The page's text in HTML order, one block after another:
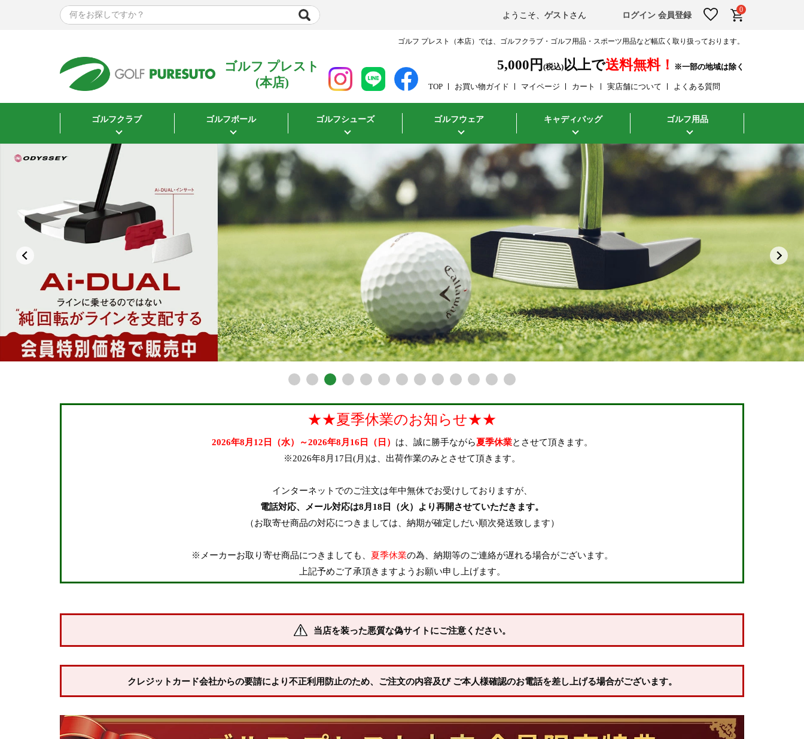
ようこそ、ゲスト さん ログイン 会員登録
0
ゴルフ プレスト（本店）では、ゴルフクラブ・ゴルフ用品・スポーツ用品など幅広く取り扱っております。
ゴルフ プレスト
(本店)
5,000円 (税込)以上で送料無料！
TOP お買い物ガイド マイページ カート 実店舗について よくある質問
ゴルフクラブ ゴルフボール ゴルフシューズ ゴルフウェア キャディバッグ ゴルフ用品
★★夏季休業のお知らせ★★
2026年8月12日（水）～2026年8月16日（日） は、誠に勝手ながら夏季休業とさせて頂きます。
※2026年8月17日(月)は、出荷作業のみとさせて頂きます。
インターネットでのご注文は年中無休でお受けしておりますが、
電話対応、メール対応は8月18日（火）より再開させていただきます。
（お取寄せ商品の対応につきましては、納期が確定しだい順次発送致します）
※メーカーお取り寄せ商品につきましても、 夏季休業の為、納期等のご連絡が遅れる場合がございます。
上記予めご了承頂きますようお願い申し上げます。
当店を装った悪質な偽サイトにご注意ください。
クレジットカード会社からの要請により不正利用防止のため、ご注文の内容及び ご本人様確認のお電話を差し上げる場合がございます。